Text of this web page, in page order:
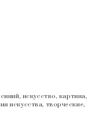
искусство, картина,
искусства, творческие,